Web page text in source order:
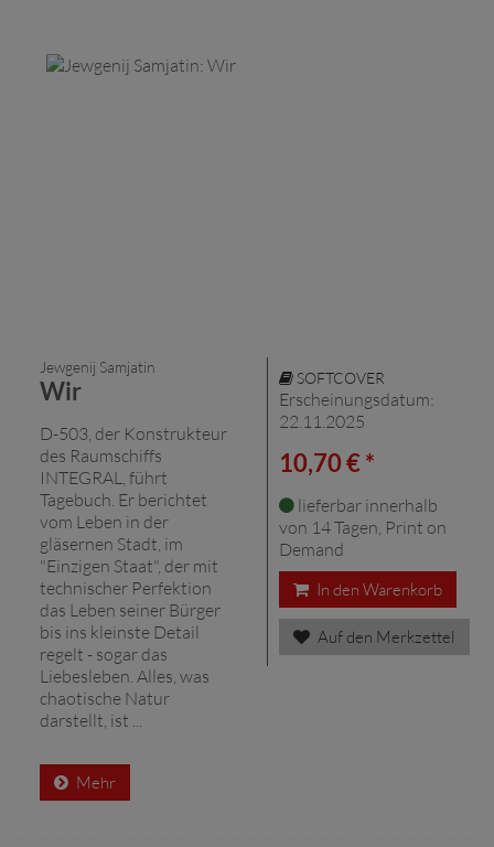
Jewgenij Samjatin
Wir
D-503, der Konstrukteur
des Raumschiffs
INTEGRAL, führt
Tagebuch. Er berichtet
vom Leben in der
gläsernen Stadt, im
"Einzigen Staat", der mit
technischer Perfektion
das Leben seiner Bürger
bis ins kleinste Detail
regelt - sogar das
Liebesleben. Alles, was
chaotische Natur
darstellt, ist ...
Mehr
SOFTCOVER
Erscheinungsdatum:
22.11.2025
10,70 € *
lieferbar innerhalb
von 14 Tagen, Print on
Demand
In den Warenkorb
Auf den Merkzettel